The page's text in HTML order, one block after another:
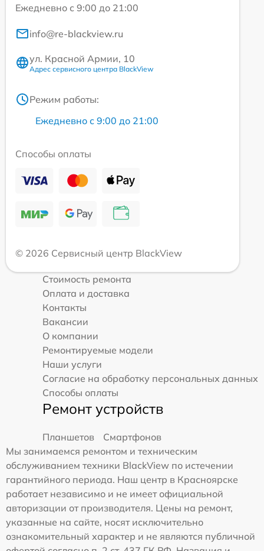
Ежедневно с 9:00 до 21:00
info@re-blackview.ru
ул. Красной Армии, 10
Адрес сервисного центра BlackView
Режим работы:
Ежедневно с 9:00 до 21:00
Способы оплаты
© 2026 Сервисный центр BlackView
Стоимость ремонта
Оплата и доставка
Контакты
Вакансии
О компании
Ремонтируемые модели
Наши услуги
Согласие на обработку персональных данных
Способы оплаты
Ремонт устройств
Планшетов
Смартфонов
Мы занимаемся ремонтом и техническим
обслуживанием техники BlackView по истечении
гарантийного периода. Наш центр в Красноярске
работает независимо и не имеет официальной
авторизации от производителя. Цены на ремонт,
указанные на сайте, носят исключительно
ознакомительный характер и не являются публичной